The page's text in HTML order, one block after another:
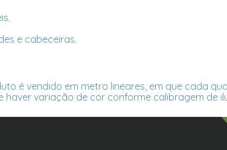
e cabeceiras.
é vendido em metro lineares, em que cada
haver variação de cor conforme calibragem de